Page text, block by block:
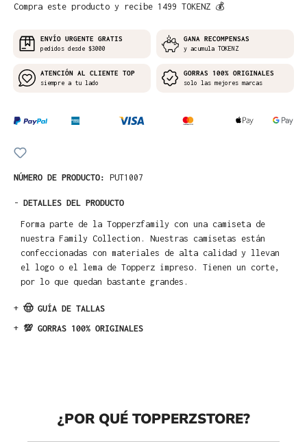
Compra este producto y recibe 1499 TOKENZ 💰
ENVÍO URGENTE GRATIS
pedidos desde $3000
GANA RECOMPENSAS
y acumula TOKENZ
ATENCIÓN AL CLIENTE TOP
siempre a tu lado
GORRAS 100% ORIGINALES
solo las mejores marcas
NÚMERO DE PRODUCTO: PUT1007
- DETALLES DEL PRODUCTO
Forma parte de la Topperzfamily con una camiseta de
nuestra Family Collection. Nuestras camisetas están
confeccionadas con materiales de alta calidad y llevan
el logo o el lema de Topperz impreso. Tienen un corte,
por lo que quedan bastante grandes.
+ 🤠 GUÍA DE TALLAS
+ 💯 GORRAS 100% ORIGINALES
¿POR QUÉ TOPPERZSTORE?